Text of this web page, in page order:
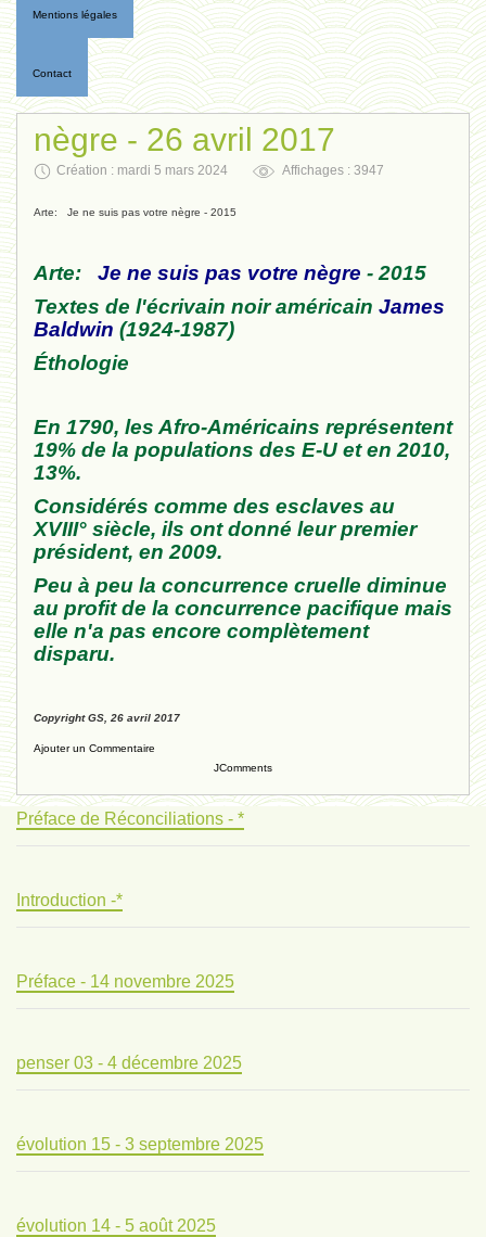
Mentions légales
Contact
nègre - 26 avril 2017
Création : mardi 5 mars 2024 Affichages : 3947
Arte: Je ne suis pas votre nègre - 2015
Arte: Je ne suis pas votre nègre - 2015
Textes de l'écrivain noir américain James
Baldwin (1924-1987)
Éthologie
En 1790, les Afro-Américains représentent
19% de la populations des E-U et en 2010,
13%.
Considérés comme des esclaves au
XVIII° siècle, ils ont donné leur premier
président, en 2009.
Peu à peu la concurrence cruelle diminue
au profit de la concurrence pacifique mais
elle n'a pas encore complètement
disparu.
Copyright GS, 26 avril 2017
Ajouter un Commentaire
JComments
Préface de Réconciliations - *
Introduction -*
Préface - 14 novembre 2025
penser 03 - 4 décembre 2025
évolution 15 - 3 septembre 2025
évolution 14 - 5 août 2025